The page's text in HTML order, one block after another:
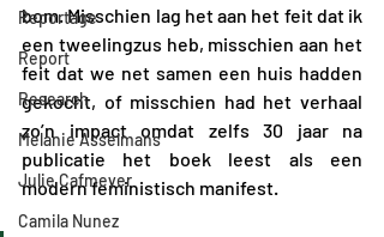
Reportage
Report
Research
Melanie Asselmans
Julie Cafmeyer
Camila Nunez
bom. Misschien lag het aan het feit dat ik
een tweelingzus heb, misschien aan het
feit dat we net samen een huis hadden
gekocht, of misschien had het verhaal
zo’n impact omdat zelfs 30 jaar na
publicatie het boek leest als een
modern feministisch manifest.